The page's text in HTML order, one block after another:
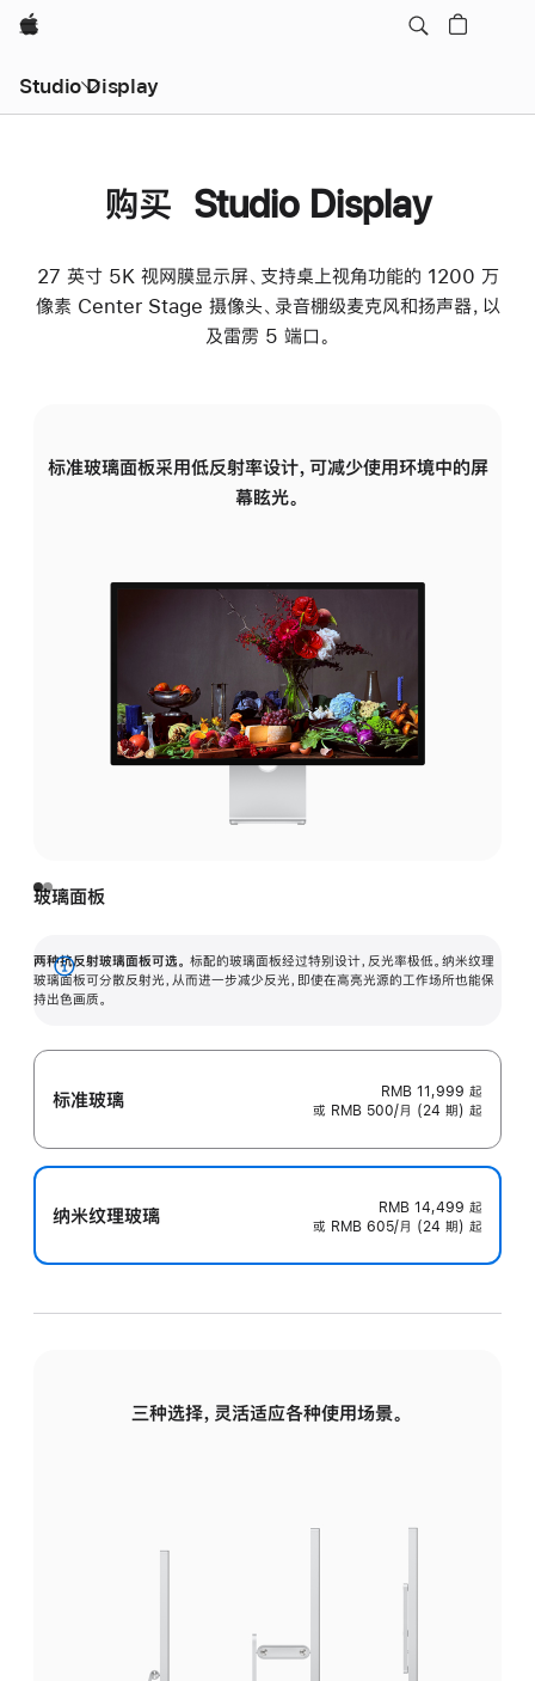
Apple
Studio Display
购买 Studio Display
27 英寸 5K 视网膜显示屏、支持桌上视角功能的 1200 万
像素 Center Stage 摄像头、录音棚级麦克风和扬声器，以
及雷雳 5 端口。
标准玻璃面板采用低反射率设计，可减少使用环境中的屏
幕眩光。
玻璃面板
两种抗反射玻璃面板可选。 标配的玻璃面板经过特别设计，反光率极低。纳米纹理
玻璃面板可分散反射光，从而进一步减少反光，即使在高亮光源的工作场所也能保
持出色画质。
展
开
标准玻璃 RMB 11,999 起
或 RMB 500/月 (24 期) 起
纳米纹理玻璃 RMB 14,499 起
或 RMB 605/月 (24 期) 起
三种选择，灵活适应各种使用场景。